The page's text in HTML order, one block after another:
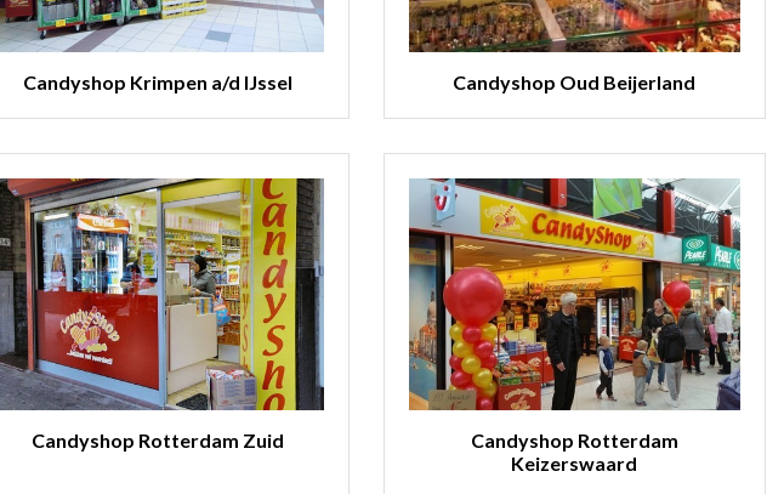
Candyshop Krimpen a/d IJssel Candyshop Oud Beijerland
Candyshop Rotterdam Zuid
Candyshop Rotterdam
Keizerswaard